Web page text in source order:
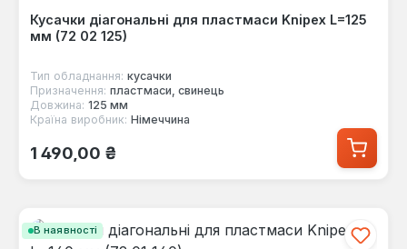
Кусачки діагональні для пластмаси Knipex L=125
мм (72 02 125)
Тип обладнання: кусачки
Призначення: пластмаси, свинець
Довжина: 125 мм
Країна виробник: Німеччина
Звичайна ціна:
1 490,00 ₴
В наявності